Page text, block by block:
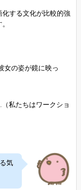
する文化が比較的強
女の姿が鏡に映っ
（私たちはワークショ
気